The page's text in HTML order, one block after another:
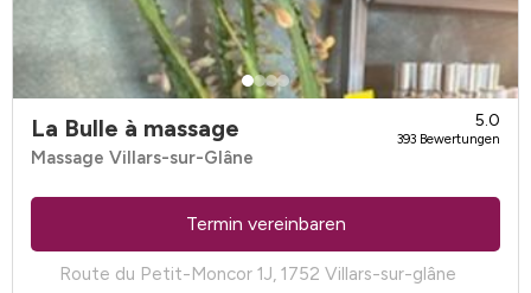
La Bulle à massage 5.0
393 Bewertungen
Massage Villars-sur-Glâne
Route du Petit-Moncor 1J, 1752 Villars-sur-glâne
Termin vereinbaren